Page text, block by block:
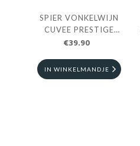
SPIER VONKELWIJN
CUVEE PRESTIGE
0.75L
€39.90
IN WINKELMANDJE